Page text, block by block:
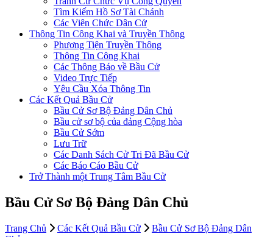
Tìm Kiếm Hồ Sơ Tài Chánh
Các Viên Chức Dân Cử
Thông Tin Công Khai và Truyền Thông
Phương Tiện Truyền Thông
Thông Tin Công Khai
Các Thông Báo về Bầu Cử
Video Trực Tiếp
Yêu Cầu Xóa Thông Tin
Các Kết Quả Bầu Cử
Bầu Cử Sơ Bộ Đảng Dân Chủ
Bầu cử sơ bộ của đảng Cộng hòa
Bầu Cử Sớm
Lưu Trữ
Các Danh Sách Cử Tri Đã Bầu Cử
Các Báo Cáo Bầu Cử
Trở Thành một Trung Tâm Bầu Cử
Bầu Cử Sơ Bộ Đảng Dân Chủ
Trang Chủ Các Kết Quả Bầu Cử
Bầu Cử Sơ Bộ Đảng Dân